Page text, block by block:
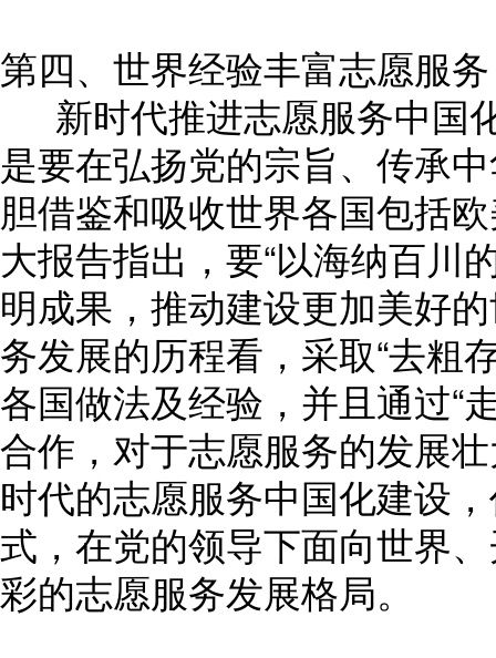
第四、世界经验丰富志愿服务
新时代推进志愿服务中国
是要在弘扬党的宗旨、传承
胆借鉴和吸收世界各国包括
大报告指出，要“以海纳百川
明成果，推动建设更加美好
务发展的历程看，采取“去粗
各国做法及经验，并且通过“
合作，对于志愿服务的发展
时代的志愿服务中国化建设
式，在党的领导下面向世界
彩的志愿服务发展格局。